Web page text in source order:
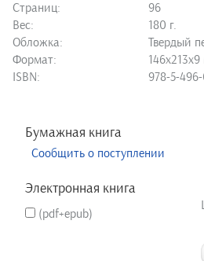
Страниц:
96
Вес:
180 г.
Обложка:
Твердый
Формат:
ISBN:
978-5-
Бумажная книга
Сообщить о поступлении
Электронная книга
(pdf+epub)